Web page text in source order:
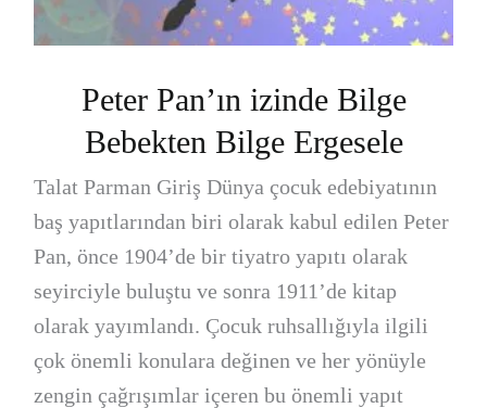
Peter Pan’ın izinde Bilge
Bebekten Bilge Ergesele
Talat Parman Giriş Dünya çocuk edebiyatının
baş yapıtlarından biri olarak kabul edilen Peter
Pan, önce 1904’de bir tiyatro yapıtı olarak
seyirciyle buluştu ve sonra 1911’de kitap
olarak yayımlandı. Çocuk ruhsallığıyla ilgili
çok önemli konulara değinen ve her yönüyle
zengin çağrışımlar içeren bu önemli yapıt